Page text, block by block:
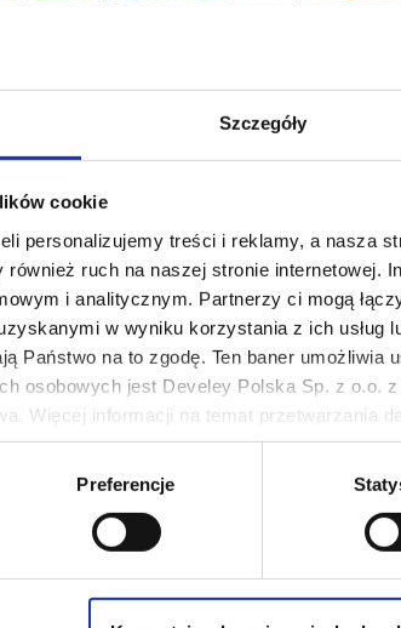
Szczegóły
cookie
personalizujemy treści i reklamy, a nasza
również ruch na naszej stronie internetowej.
i analitycznym. Partnerzy ci mogą
w wyniku korzystania z ich usług
Państwo na to zgodę. Ten baner umożliwia
osobowych jest Develey Polska Sp. z o.o.
Więcej informacji na temat przetwarzania
Twoich preferencji tylko na naszej stronie.
w Warszawie przy ul. Batalionu
jest wPolityki prywatności
Preferencje
w ostrej
4 porcji
Krewetki
Sauce
40 min
Pierwsza
strona
« First
Poprzednia
‹ Previous Strona
3 4